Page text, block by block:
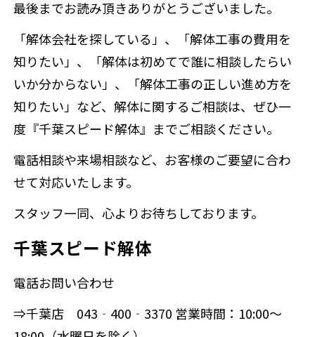
最後までお読み頂きありがとうございました。
「解体会社を探している」、「解体工事の費用を
知りたい」、「解体は初めてで誰に相談したらい
いか分からない」、「解体工事の正しい進め方を
知りたい」など、解体に関するご相談は、ぜひ一
度『千葉スピード解体』までご相談ください。
電話相談や来場相談など、お客様のご要望に合わ
せて対応いたします。
スタッフ一同、心よりお待ちしております。
千葉スピード解体
電話お問い合わせ
⇒千葉店 043‐400‐3370 営業時間：10:00～